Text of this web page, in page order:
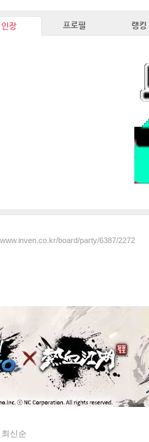
인장 프로필 랭킹
board/party/6387/2272
최신순